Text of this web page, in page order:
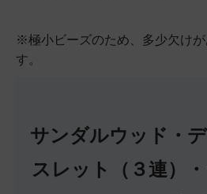
※極小ビーズのため、多少欠けが
す。